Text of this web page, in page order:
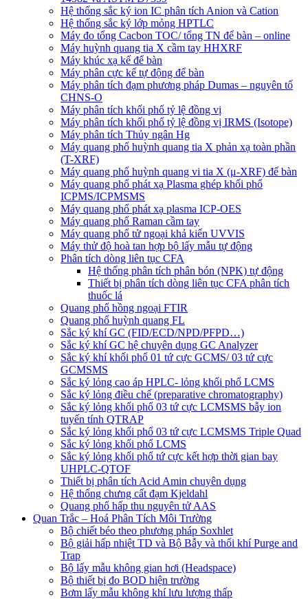
Hệ thống sắc ký ion IC phân tích Anion và Cation
Hệ thống sắc ký lớp mỏng HPTLC
Máy đo tổng Cacbon TOC/ tổng TN để bàn – online
Máy huỳnh quang tia X cầm tay HHXRF
Máy khúc xạ kế để bàn
Máy phân cực kế tự động để bàn
Máy phân tích đạm phương pháp Dumas – nguyên tố
CHNS-O
Máy phân tích khối phổ tỷ lệ đồng vị
Máy phân tích khối phổ tỷ lệ đồng vị IRMS (Isotope)
Máy phân tích Thủy ngân Hg
Máy quang phổ huỳnh quang tia X phản xạ toàn phần
(T-XRF)
Máy quang phổ huỳnh quang vi tia X (μ-XRF) để bàn
Máy quang phổ phát xạ Plasma ghép khối phổ
ICPMS/ICPMSMS
Máy quang phổ phát xạ plasma ICP-OES
Máy quang phổ Raman cầm tay
Máy quang phổ tử ngoại khả kiến UVVIS
Máy thử độ hoà tan hợp bộ lấy mẫu tự động
Phân tích dòng liên tục CFA
Hệ thống phân tích phân bón (NPK) tự động
Thiết bị phân tích dòng liên tục CFA phân tích
thuốc lá
Quang phổ hồng ngoại FTIR
Quang phổ huỳnh quang FL
Sắc ký khí GC (FID/ECD/NPD/PFPD…)
Sắc ký khí GC hệ chuyên dụng GC Analyzer
Sắc ký khí khối phổ 01 tứ cực GCMS/ 03 tứ cực
GCMSMS
Sắc ký lỏng cao áp HPLC- lỏng khối phổ LCMS
Sắc ký lỏng điều chế (preparative chromatography)
Sắc ký lỏng khối phổ 03 tứ cực LCMSMS bẫy ion
tuyến tính QTRAP
Sắc ký lỏng khối phổ 03 tứ cực LCMSMS Triple Quad
Sắc ký lỏng khối phổ LCMS
Sắc ký lỏng khối phổ tứ cực kết hợp thời gian bay
UHPLC-QTOF
Thiết bị phân tích Acid Amin chuyên dụng
Hệ thống chưng cất đạm Kjeldahl
Quang phổ hấp thu nguyên tử AAS
Quan Trắc – Hoá Phân Tích Môi Trường
Bộ chiết béo theo phương pháp Soxhlet
Bộ giải hấp nhiệt TD và Bộ Bẫy và thổi khí Purge and
Trap
Bộ lấy mẫu không gian hơi (Headspace)
Bộ thiết bị đo BOD hiện trường
Bơm lấy mẫu không khí lưu lượng thấp